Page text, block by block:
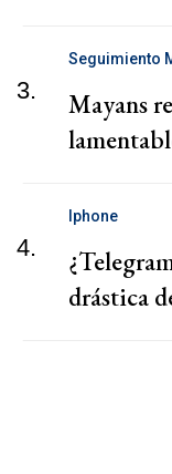
3.
Seguimiento
Mayans
4.
Iphone
drástica